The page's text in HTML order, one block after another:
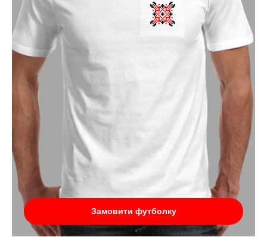
Замовити футболку